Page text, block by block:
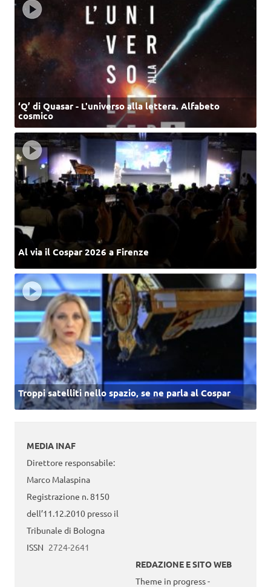
‘Q’ di Quasar - L'universo alla lettera. Alfabeto
cosmico
Al via il Cospar 2026 a Firenze
Troppi satelliti nello spazio, se ne parla al Cospar
MEDIA INAF
Direttore responsabile:
Marco Malaspina
Registrazione n. 8150
dell’11.12.2010 presso il
Tribunale di Bologna
ISSN 2724-2641
REDAZIONE E SITO WEB
Theme in progress -